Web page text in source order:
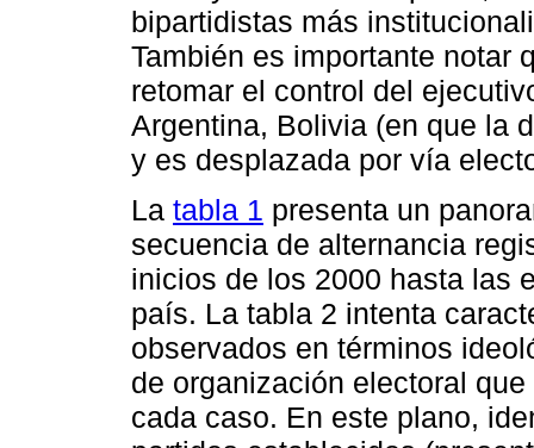
bipartidistas más
También es importante notar
retomar el control del
Argentina, Bolivia (en que la
y es desplazada por vía
La tabla 1 presenta un
secuencia de alternancia
inicios de los 2000 hasta las
país. La tabla 2 intenta
observados en términos
de organización electoral
cada caso. En este plano,